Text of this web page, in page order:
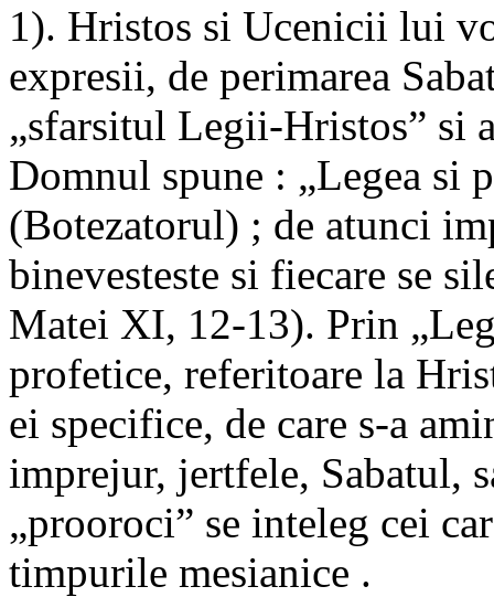
1). Hristos si Ucenicii lui
expresii, de perimarea
„sfarsitul Legii-Hristos” si
Domnul spune : „Legea si
(Botezatorul) ; de atunci
binevesteste si fiecare se
Matei XI, 12-13). Prin
profetice, referitoare la
ei specifice, de care s-a
imprejur, jertfele, Sabatul,
„prooroci” se inteleg cei
timpurile mesianice .